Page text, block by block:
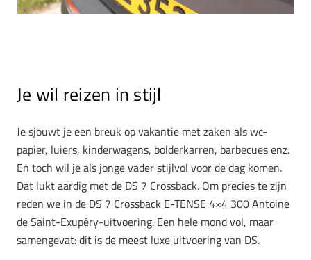
Je wil reizen in stijl
Je sjouwt je een breuk op vakantie met zaken als wc-
papier, luiers, kinderwagens, bolderkarren, barbecues enz.
En toch wil je als jonge vader stijlvol voor de dag komen.
Dat lukt aardig met de DS 7 Crossback. Om precies te zijn
reden we in de DS 7 Crossback E-TENSE 4×4 300 Antoine
de Saint-Exupéry-uitvoering. Een hele mond vol, maar
samengevat: dit is de meest luxe uitvoering van DS.